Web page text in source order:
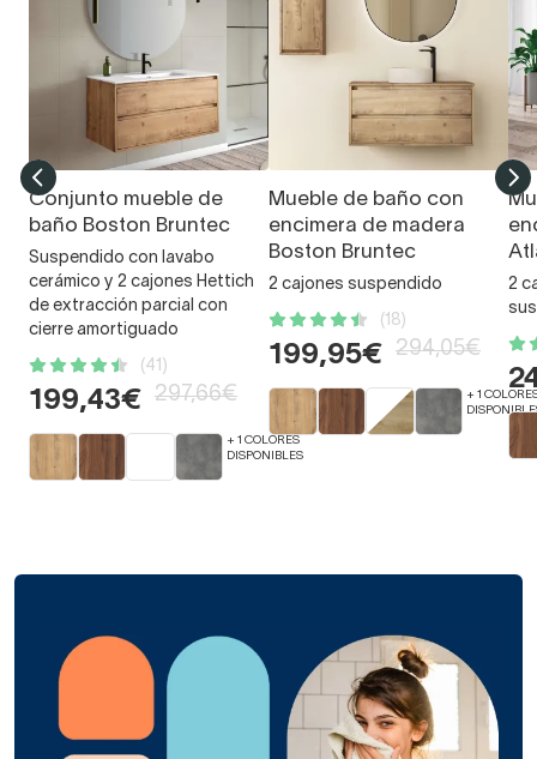
Conjunto mueble de
baño Boston Bruntec
Suspendido con lavabo
cerámico y 2 cajones Hettich
de extracción parcial con
cierre amortiguado
(41)
199,43€ 297,66€
+ 1 COLORES
DISPONIBLES
Mueble de baño con
encimera de madera
Boston Bruntec
2 cajones suspendido
(18)
199,95€ 294,05€
+ 1
2